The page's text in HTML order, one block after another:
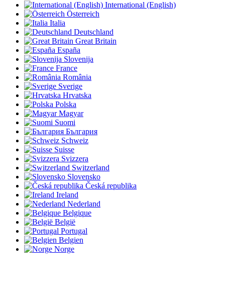
International (English)
Österreich
Italia
Deutschland
Great Britain
España
Slovenija
France
România
Sverige
Hrvatska
Polska
Magyar
Suomi
България
Schweiz
Suisse
Svizzera
Switzerland
Slovensko
Česká republika
Ireland
Nederland
Belgique
België
Portugal
Belgien
Norge